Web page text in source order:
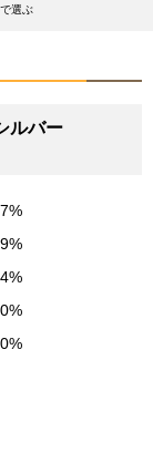
選ぶ
ルバー
0%
0%